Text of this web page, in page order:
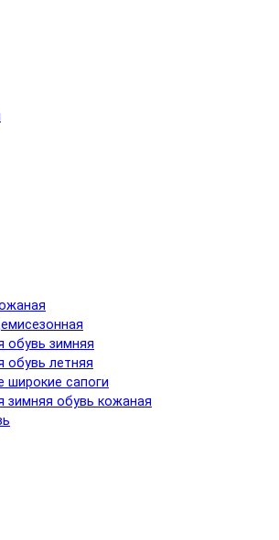
обувь зимняя
обувь летняя
широкие сапоги
зимняя обувь кожаная